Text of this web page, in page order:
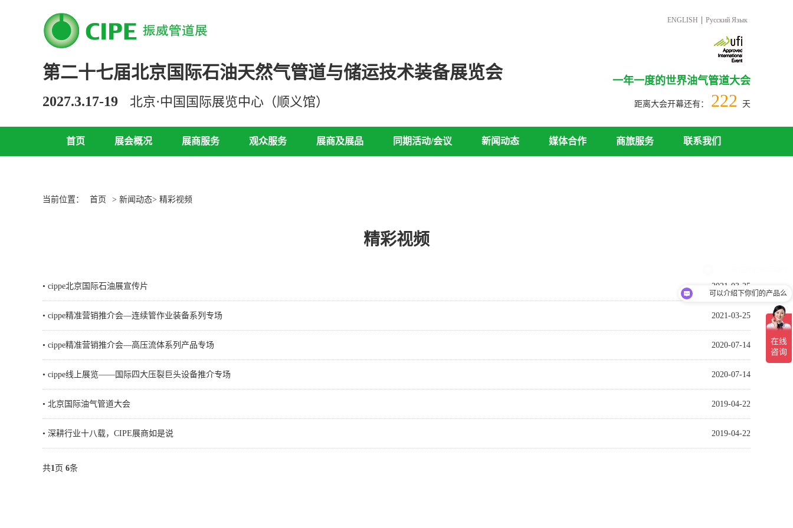
第二十七届北京国际石油天然气管道与储运技术装备展览会
2027.3.17-19 北京·中国国际展览中心（顺义馆）
ENGLISH Русский Язык
一年一度的世界油气管道大会
距离大会开幕还有： 222 天
首页 展会概况 展商服务 观众服务 展商及展品 同期活动/会议 新闻动态 媒体合作 商旅服务 联系我们
当前位置： 首页 > 新闻动态> 精彩视频
精彩视频
• cippe北京国际石油展宣传片 2021-03-25
• cippe精准营销推介会—连续管作业装备系列专场 2021-03-25
• cippe精准营销推介会—高压流体系列产品专场 2020-07-14
• cippe线上展览——国际四大压裂巨头设备推介专场 2020-07-14
• 北京国际油气管道大会 2019-04-22
• 深耕行业十八载，CIPE展商如是说 2019-04-22
共1页 6条
可以介绍下你们的产品么